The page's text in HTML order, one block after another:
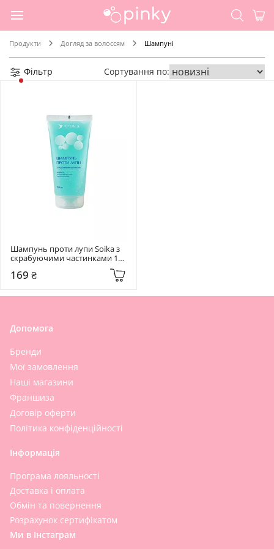
Продукти Догляд за волоссям Шампуні
Фільтр Сортування по:
Шампунь проти лупи Soika з
скрабуючими частинками 150
169 ₴
Допомога
Бренди
Мої замовлення
Наші магазини
Франшиза
Договір оферти
Політика конфіденційності
Інформація
Програма лояльності
Доставка і оплата
Обмін та повернення
Розрахунок сертифікатом
Ми в Інстаграм